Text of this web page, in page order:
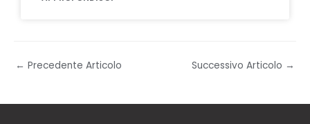
← Precedente Articolo Successivo Articolo →